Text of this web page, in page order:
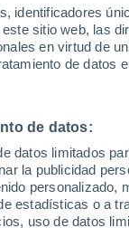
identificadores
sitio web, las
en virtud de
de datos
de datos:
datos limitados
la publicidad
personalizado,
estadísticas o a
uso de datos